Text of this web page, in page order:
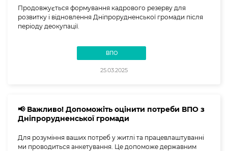
Продовжується формування кадрового резерву для
розвитку і відновлення Дніпрорудненської громади після
періоду деокупації.
ВПО
25.03.2025
📢 Важливо! Допоможіть оцінити потреби ВПО з
Дніпрорудненської громади
Для розуміння ваших потреб у житлі та працевлаштуванні
ми проводиться анкетування. Це допоможе державним